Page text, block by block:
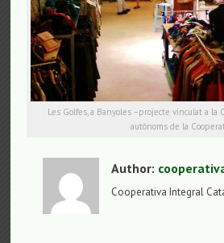
Les Golfes, a Banyoles –projecte vinculat a la
autònoms de la
Author:
Cooperativa Integral